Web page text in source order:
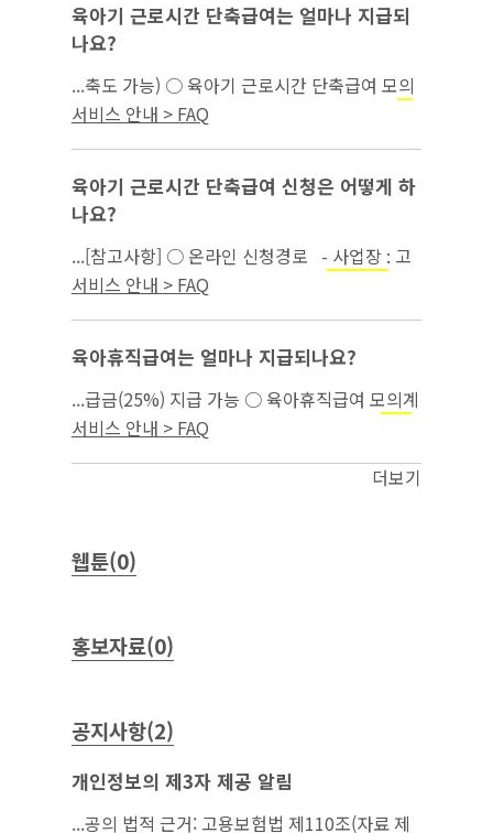
육아기 근로시간 단축급여는 얼마나 지급되
나요?
...축도 가능) ○ 육아기 근로시간 단축급여 모의
계산은 고용보험 홈페이지(간편 모의계산 →
서비스 안내 > FAQ
육아기 근로시간 단축급여 신청은 어떻게 하
나요?
...[참고사항] ○ 온라인 신청경로 - 사업장 : 고
용보험 홈페이지 → 기업서비스 →
서비스 안내 > FAQ
육아휴직급여는 얼마나 지급되나요?
...급금(25%) 지급 가능 ○ 육아휴직급여 모의계
산은 고용보험 홈페이지(간편 모의계산 →
서비스 안내 > FAQ
더보기
웹툰(0)
홍보자료(0)
공지사항(2)
개인정보의 제3자 제공 알림
...공의 법적 근거: 고용보험법 제110조(자료 제